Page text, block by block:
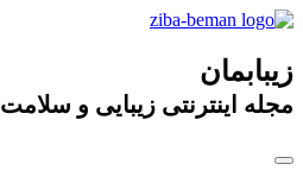
زیبابمان
مجله اینترنتی زیبایی و سلامت